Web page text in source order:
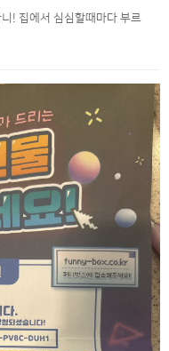
! 집에서 심심할때마다 부르